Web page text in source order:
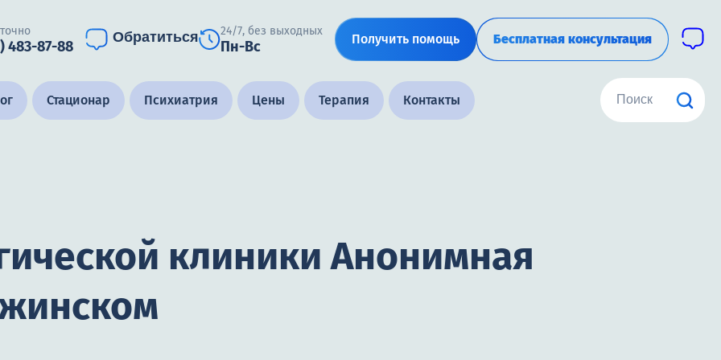
483-87-88
Обратиться 24/7, без выходных
Пн-Вс Получить помощь Бесплатная консультация
Стационар Психиатрия Цены Терапия Контакты
клиники Анонимная